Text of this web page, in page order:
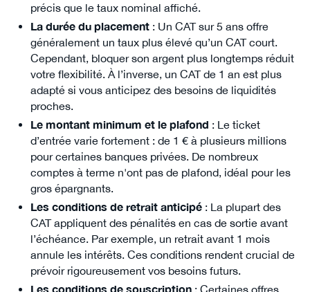
précis que le taux nominal affiché.
La durée du placement: Un CAT sur 5 ans offre
généralement un taux plus élevé qu’un CAT court.
Cependant, bloquer son argent plus longtemps réduit
votre flexibilité. À l’inverse, un CAT de 1 an est plus
adapté si vous anticipez des besoins de liquidités
proches.
Le montant minimum et le plafond : Le ticket
d’entrée varie fortement : de 1 € à plusieurs millions
pour certaines banques privées. De nombreux
comptes à terme n'ont pas de plafond, idéal pour les
gros épargnants.
Les conditions de retrait anticipé: La plupart des
CAT appliquent des pénalités en cas de sortie avant
l’échéance. Par exemple, un retrait avant 1 mois
annule les intérêts. Ces conditions rendent crucial de
prévoir rigoureusement vos besoins futurs.
Les conditions de souscription: Certaines offres